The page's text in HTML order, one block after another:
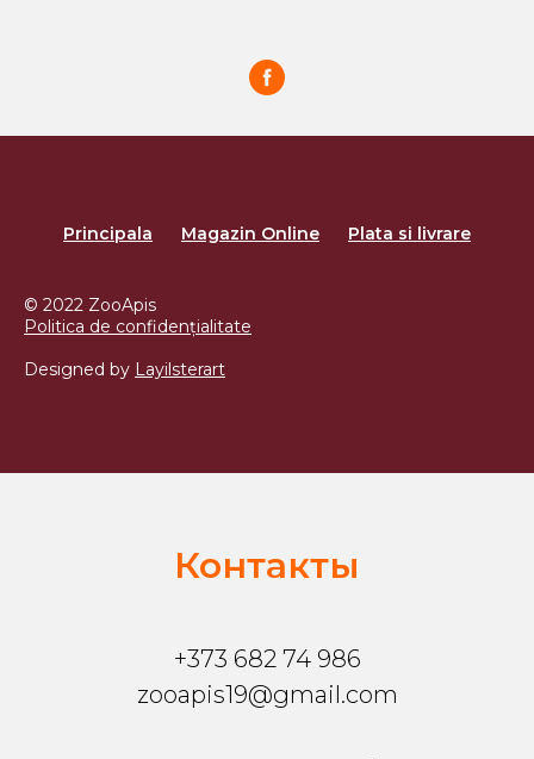
Principala Magazin Online Plata si livrare
© 2022 ZooApis
Politica de confidențialitate
Designed by Layilsterart
Контакты
+373 682 74 986
zooapis19@gmail.com